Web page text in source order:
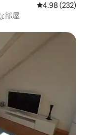
レビュー232
4.98 (232)
部屋